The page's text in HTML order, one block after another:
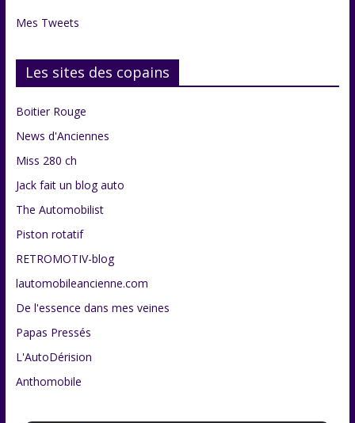
Mes Tweets
Les sites des copains
Boitier Rouge
News d'Anciennes
Miss 280 ch
Jack fait un blog auto
The Automobilist
Piston rotatif
RETROMOTIV-blog
lautomobileancienne.com
De l'essence dans mes veines
Papas Pressés
L'AutoDérision
Anthomobile